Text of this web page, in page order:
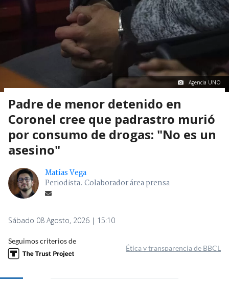
Agencia UNO
Padre de menor detenido en
Coronel cree que padrastro murió
por consumo de drogas: "No es un
asesino"
Matías Vega
Periodista. Colaborador área prensa
Sábado 08 Agosto, 2026 | 15:10
Seguimos criterios de
Ética y transparencia de BBCL